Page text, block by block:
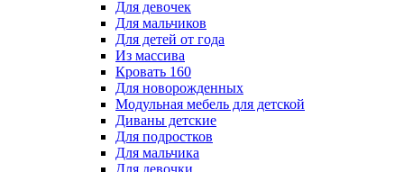
Для девочек
Для мальчиков
Для детей от года
Из массива
Кровать 160
Для новорожденных
Модульная мебель для детской
Диваны детские
Для подростков
Для мальчика
Для девочки